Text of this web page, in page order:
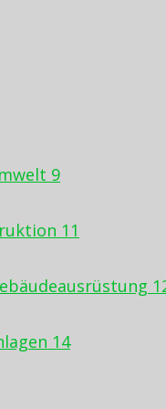
9
11
14